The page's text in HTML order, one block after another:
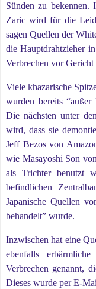
Sünden zu bekennen.
Zaric wird für die
sagen Quellen der
die Hauptdrahtzieher
Verbrechen vor Gericht
Viele khazarische
wurden bereits “außer
Die nächsten unter
wird, dass sie
Jeff Bezos von
wie Masayoshi Son
als Trichter benutzt
befindlichen
Japanische Quellen
behandelt” wurde.
Inzwischen hat eine
ebenfalls
Verbrechen genannt,
Dieses wurde per E-